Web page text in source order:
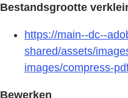
Bestandsgrootte
https://main--dc--
shared/assets/
images/compress-
Bewerken